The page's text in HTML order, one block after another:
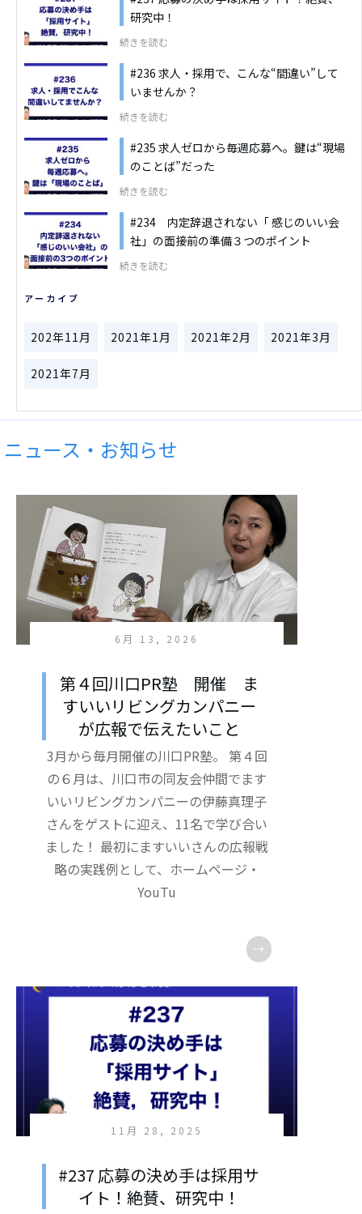
研究中！
続きを読む
#236 求人・採用で、こんな“間違い”して
いませんか？
続きを読む
#235 求人ゼロから毎週応募へ。鍵は“現場
のことば”だった
続きを読む
#234 内定辞退されない「 感じのいい会
社」の面接前の準備３つのポイント
続きを読む
アーカイブ
202年11月 2021年1月 2021年2月 2021年3月
2021年7月
ニュース・お知らせ
6月 13, 2026
第４回川口PR塾 開催 ま
すいいリビングカンパニー
が広報で伝えたいこと
3月から毎月開催の川口PR塾。 第４回
の６月は、川口市の同友会仲間でます
いいリビングカンパニーの伊藤真理子
さんをゲストに迎え、11名で学び合い
ました！ 最初にますいいさんの広報戦
略の実践例として、ホームページ・
YouTu
11月 28, 2025
#237 応募の決め手は採用サ
イト！絶賛、研究中！